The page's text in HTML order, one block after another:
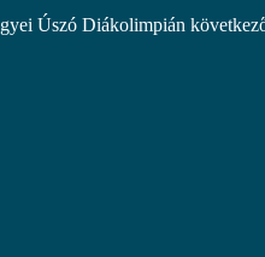
Úszó Diákolimpián